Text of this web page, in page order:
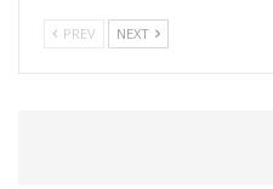
PREV NEXT